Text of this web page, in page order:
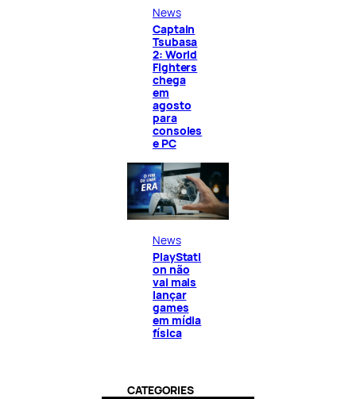
News
Captain
Tsubasa
2: World
Fighters
chega
em
agosto
para
consoles
e PC
News
PlayStati
on não
vai mais
lançar
games
em mídia
física
CATEGORIES